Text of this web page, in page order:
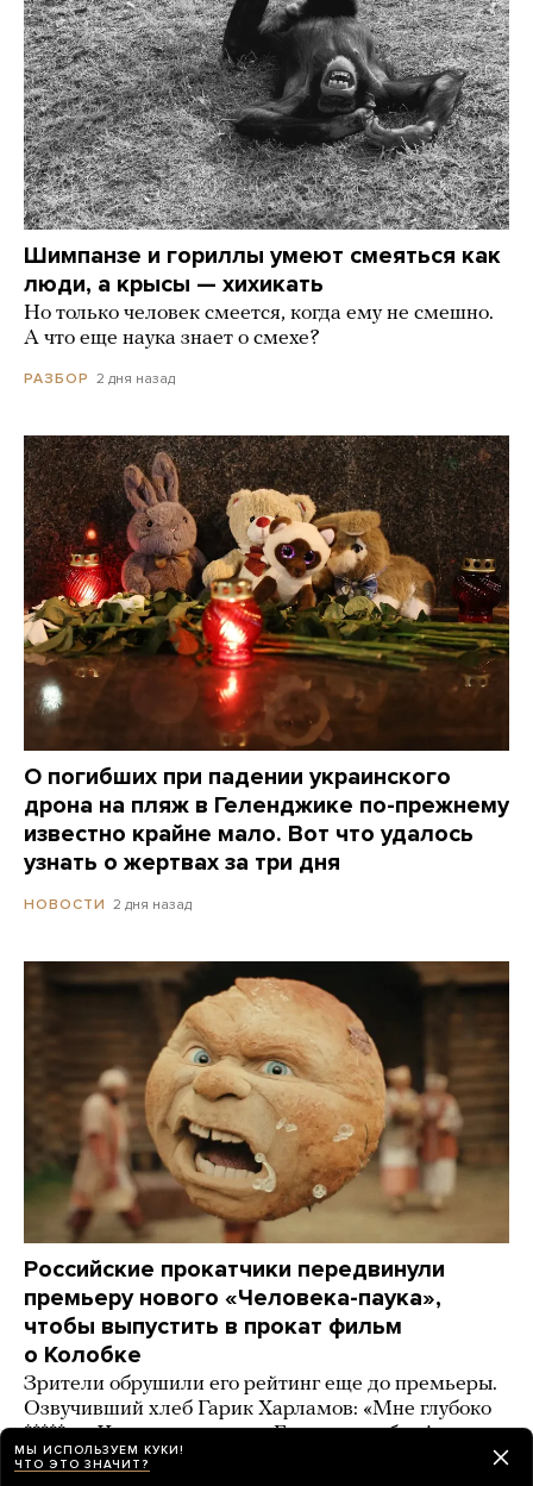
Шимпанзе и гориллы умеют смеяться как
люди, а крысы — хихикать
Но только человек смеется, когда ему не смешно.
А что еще наука знает о смехе?
РАЗБОР 2 дня назад
О погибших при падении украинского
дрона на пляж в Геленджике по-прежнему
известно крайне мало. Вот что удалось
узнать о жертвах за три дня
НОВОСТИ 2 дня назад
Российские прокатчики передвинули
премьеру нового «Человека-паука»,
чтобы выпустить в прокат фильм
о Колобке
Зрители обрушили его рейтинг еще до премьеры.
Озвучивший хлеб Гарик Харламов: «Мне глубоко
***** на Человека-паука, я Бэтмена люблю!»
ИСТОРИИ 2 дня назад
МЫ ИСПОЛЬЗУЕМ КУКИ!
ЧТО ЭТО ЗНАЧИТ?